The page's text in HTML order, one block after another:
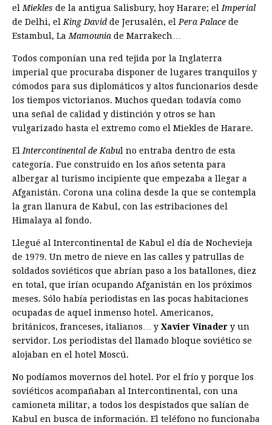
elMiekles de la antigua Salisbury, hoy Harare; elImperial
de Delhi, elKing David de Jerusalén, elPera Palace de
Estambul, LaMamounia de Marrakech…
Todos componían una red tejida por la Inglaterra
imperial que procuraba disponer de lugares tranquilos y
cómodos para sus diplomáticos y altos funcionarios desde
los tiempos victorianos. Muchos quedan todavía como
una señal de calidad y distinción y otros se han
vulgarizado hasta el extremo como el Miekles de Harare.
ElIntercontinental de Kabul no entraba dentro de esta
categoría. Fue construido en los años setenta para
albergar al turismo incipiente que empezaba a llegar a
Afganistán. Corona una colina desde la que se contempla
la gran llanura de Kabul, con las estribaciones del
Himalaya al fondo.
Llegué al Intercontinental de Kabul el día de Nochevieja
de 1979. Un metro de nieve en las calles y patrullas de
soldados soviéticos que abrían paso a los batallones, diez
en total, que irían ocupando Afganistán en los próximos
meses. Sólo había periodistas en las pocas habitaciones
ocupadas de aquel inmenso hotel. Americanos,
británicos, franceses, italianos… y Xavier Vinader y un
servidor. Los periodistas del llamado bloque soviético se
alojaban en el hotel Moscú.
No podíamos movernos del hotel. Por el frío y porque los
soviéticos acompañaban al Intercontinental, con una
camioneta militar, a todos los despistados que salían de
Kabul en busca de información. El teléfono no funcionaba